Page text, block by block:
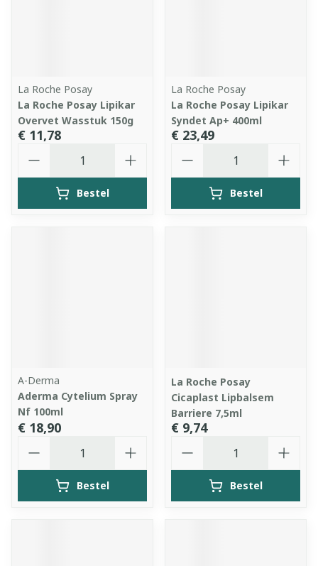
La Roche Posay
La Roche Posay Lipikar
Overvet Wasstuk 150g
€ 11,78
Bestel
La Roche Posay
La Roche Posay Lipikar
Syndet Ap+ 400ml
€ 23,49
Bestel
A-Derma
Aderma Cytelium Spray
Nf 100ml
€ 18,90
Bestel
La Roche Posay
Cicaplast Lipbalsem
Barriere 7,5ml
€ 9,74
Bestel